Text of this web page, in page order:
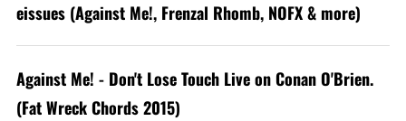
eissues (Against Me!, Frenzal Rhomb, NOFX & more)
Against Me! - Don't Lose Touch Live on Conan O'Brien.
(Fat Wreck Chords 2015)